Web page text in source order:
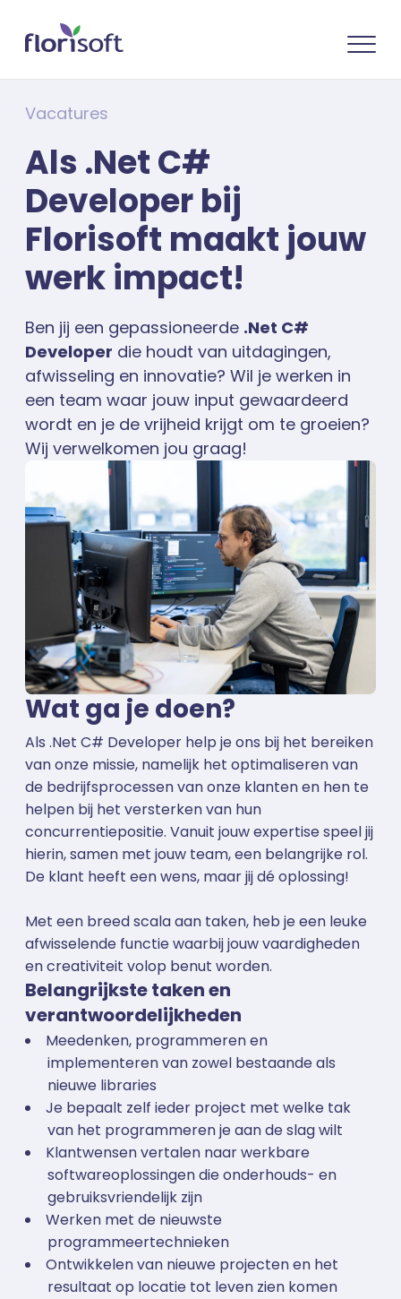
Vacatures
Als .Net C#
Developer bij
Florisoft maakt jouw
werk impact!
Ben jij een gepassioneerde .Net C#
Developer die houdt van uitdagingen,
afwisseling en innovatie? Wil je werken in
een team waar jouw input gewaardeerd
wordt en je de vrijheid krijgt om te groeien?
Wij verwelkomen jou graag!
Wat ga je doen?
Als .Net C# Developer help je ons bij het bereiken
van onze missie, namelijk het optimaliseren van
de bedrijfsprocessen van onze klanten en hen te
helpen bij het versterken van hun
concurrentiepositie. Vanuit jouw expertise speel jij
hierin, samen met jouw team, een belangrijke rol.
De klant heeft een wens, maar jij dé oplossing!
Met een breed scala aan taken, heb je een leuke
afwisselende functie waarbij jouw vaardigheden
en creativiteit volop benut worden.
Belangrijkste taken en
verantwoordelijkheden
Meedenken, programmeren en
implementeren van zowel bestaande als
nieuwe libraries
Je bepaalt zelf ieder project met welke tak
van het programmeren je aan de slag wilt
Klantwensen vertalen naar werkbare
softwareoplossingen die onderhouds- en
gebruiksvriendelijk zijn
Werken met de nieuwste
programmeertechnieken
Ontwikkelen van nieuwe projecten en het
resultaat op locatie tot leven zien komen